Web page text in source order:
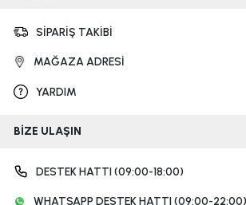
SİPARİŞ TAKİBİ
MAĞAZA ADRESİ
YARDIM
BİZE ULAŞIN
DESTEK HATTI (09:00-18:00)
WHATSAPP DESTEK HATTI (09:00-22:00)